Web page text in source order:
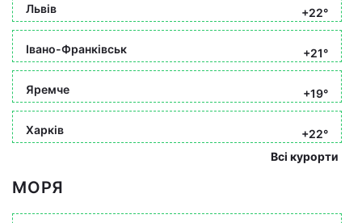
Львів +22°
Івано-Франківськ +21°
Яремче +19°
Харків
+22°
Всі курорти
МОРЯ